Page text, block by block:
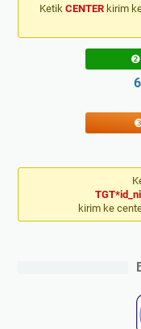
Ketik CENTER kirim
❷
kirim ke